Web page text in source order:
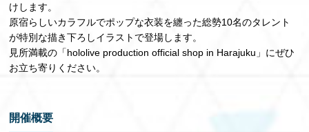
けします。
原宿らしいカラフルでポップな衣装を纏った総勢10名のタレント
が特別な描き下ろしイラストで登場します。
見所満載の「hololive production official shop in Harajuku」にぜひ
お立ち寄りください。
開催概要